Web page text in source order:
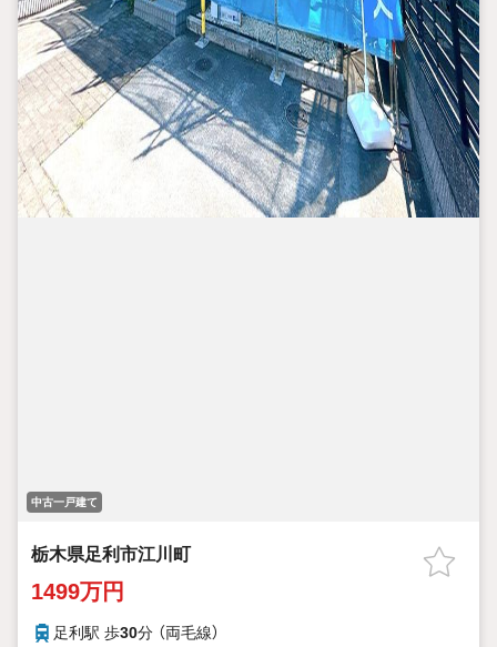
中古一戸建て
栃木県足利市江川町
1499万円
足利駅 歩30分 （両毛線）